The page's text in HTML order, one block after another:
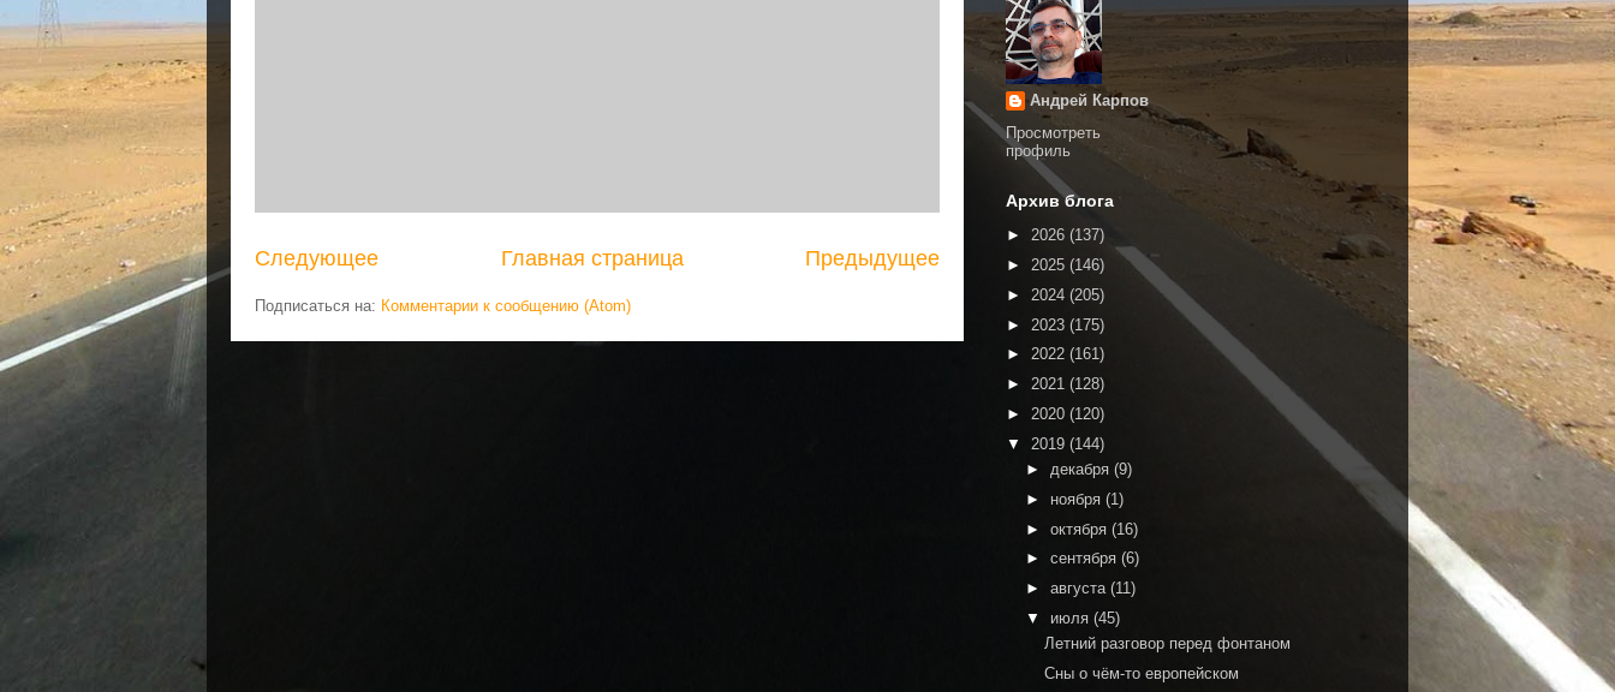
Следующее Предыдущее
Главная страница
Подписаться на: Комментарии к сообщению (Atom)
Андрей Карпов
Просмотреть
профиль
Архив блога
► 2026 (137)
► 2025 (146)
► 2024 (205)
► 2023 (175)
► 2022 (161)
► 2021 (128)
► 2020 (120)
▼ 2019 (144)
► декабря (9)
► ноября (1)
► октября (16)
► сентября (6)
► августа (11)
▼ июля (45)
Летний разговор перед фонтаном
Сны о чём-то европейском